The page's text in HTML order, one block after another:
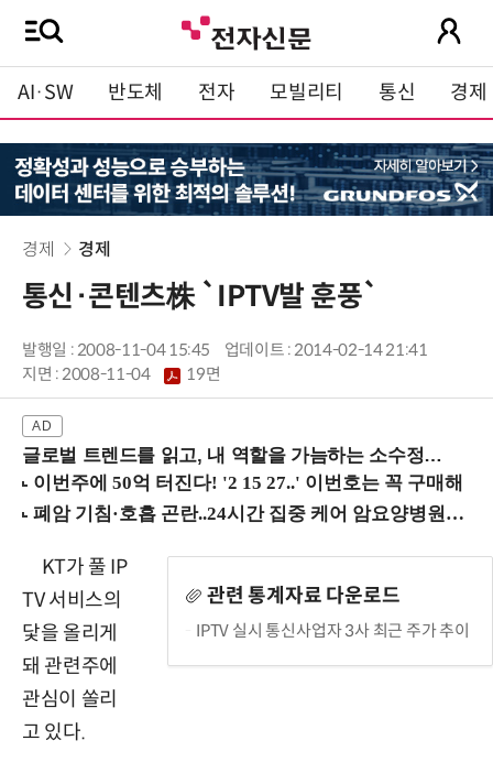
AI·SW 반도체 전자 모빌리티 통신 경제
경제 경제
통신·콘텐츠株 `IPTV발 훈풍`
발행일 : 2008-11-04 15:45
업데이트 : 2014-02-14 21:41
지면 :2008-11-04 19면
글로벌 트렌드를 읽고, 내 역할을 가늠하는 소수정예 실습 워크숍 (8/28 신논현역)
관련 통계자료 다운로드
IPTV 실시 통신사업자 3사 최근 주가 추이
KT가 풀 IP
TV 서비스의
닻을 올리게
돼 관련주에
관심이 쏠리
고 있다.